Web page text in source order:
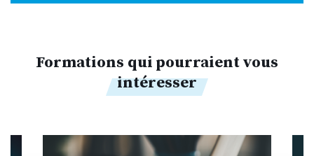
Formations qui pourraient vous
intéresser